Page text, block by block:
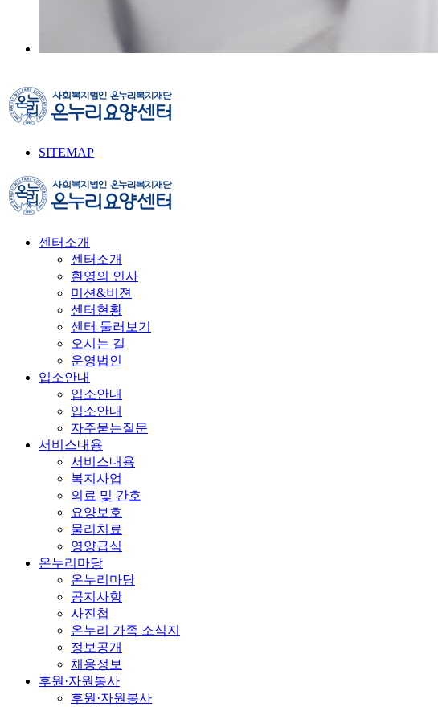
SITEMAP
센터소개
센터소개
환영의 인사
미션&비젼
센터현황
센터 둘러보기
오시는 길
운영법인
입소안내
입소안내
입소안내
자주묻는질문
서비스내용
서비스내용
복지사업
의료 및 간호
요양보호
물리치료
영양급식
온누리마당
온누리마당
공지사항
사진첩
온누리 가족 소식지
정보공개
채용정보
후원·자원봉사
후원·자원봉사